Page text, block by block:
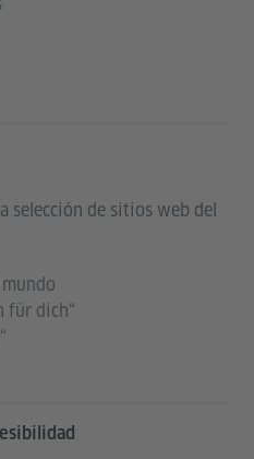
selección de sitios web del
für dich“